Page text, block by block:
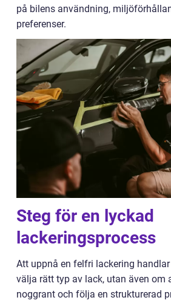
på bilens användning,
preferenser.
Steg för en lyckad
lackeringsprocess
Att uppnå en felfri lackering
välja rätt typ av lack, utan även om
noggrant och följa en strukturerad